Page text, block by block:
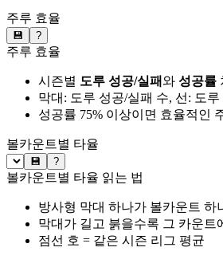
주루 효율
💾 ?
주루 효율
시즌별 도루 성공/실패와 성공률
막대: 도루 성공/실패 수, 선: 도루
성공률 75% 이상이면 효율적인
볼카운트별 타율
💾 ?
볼카운트별 타율 읽는 법
방사형 막대 하나가 볼카운트 하
막대가 길고 붉을수록 그 카운트
점선 호 = 같은 시즌 리그 평균